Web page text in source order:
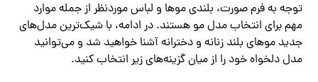
توجه به فرم صورت، بلندی موها و لباس موردنظر از جمله موارد
مهم برای انتخاب مدل مو هستند. در ادامه، با شیک‌ترین مدل‌های
جدید موهای بلند زنانه و دخترانه آشنا خواهید شد و می‌توانید
مدل دلخواه خود را از میان گزینه‌های زیر انتخاب کنید.